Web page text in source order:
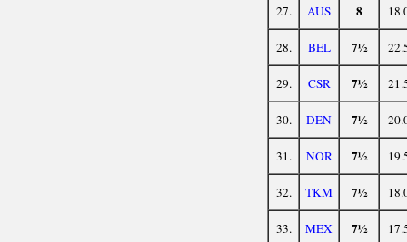
27. AUS 8
28. BEL 7½
29. CSR 7½
30. DEN 7½
31. NOR 7½
32. TKM 7½
33. MEX 7½